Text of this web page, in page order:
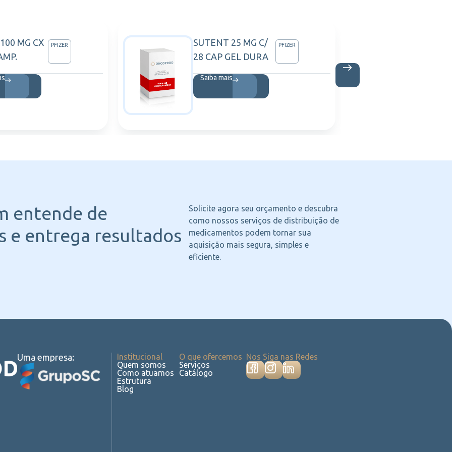
MG CX
PFIZER
SUTENT 25 MG C/
28 CAP GEL DURA
PFIZER
Saiba mais
entende de
e entrega resultados
Solicite agora seu orçamento e descubra
como nossos serviços de distribuição de
medicamentos podem tornar sua
aquisição mais segura, simples e
eficiente.
Uma empresa:
Institucional
Quem somos
Como atuamos
Estrutura
Blog
O que ofercemos
Serviços
Catálogo
Nos Siga nas Redes